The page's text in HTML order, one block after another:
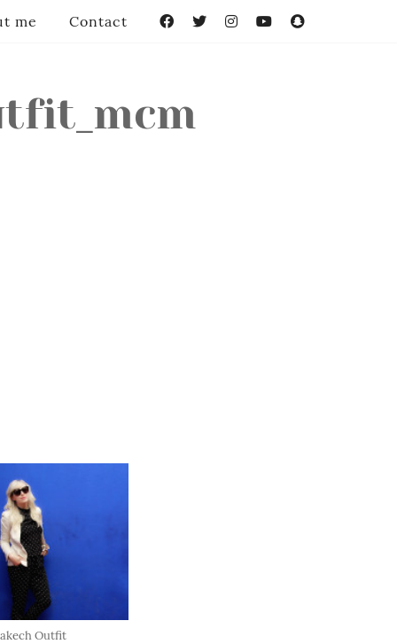
Outfit
me Contact FacebookTwitterInstagramYouTube